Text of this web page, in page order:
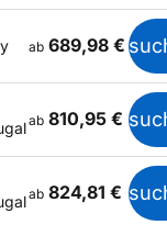
ab 689,98 €
ab 810,95 €
ab 824,81 €